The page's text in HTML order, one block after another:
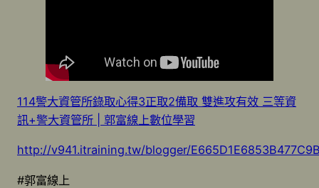
114警大資管所錄取心得3正取2備取 雙進攻有效 三等資
訊+警大資管所 | 郭富線上數位學習
http://v941.itraining.tw/blogger/
#郭富線上